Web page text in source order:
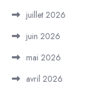
juillet 2026
juin 2026
mai 2026
avril 2026